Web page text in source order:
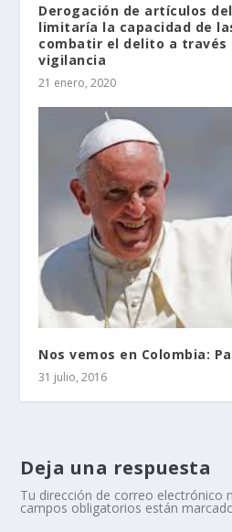
Derogación de artículos
limitaría la capacidad de
combatir el delito a través
vigilancia
21 enero, 2020
Nos vemos en Colombia:
31 julio, 2016
Deja una respuesta
Tu dirección de correo electrónico
campos obligatorios están